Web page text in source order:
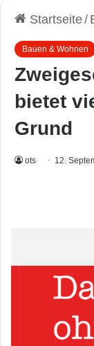
Startseite/
Bauen & Wohnen
bietet
Grund
ots 12.